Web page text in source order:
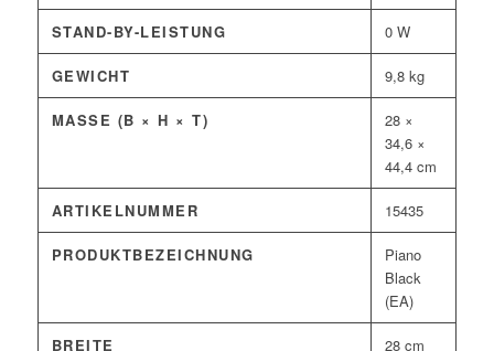
STAND-BY-LEISTUNG 0 W
GEWICHT 9,8 kg
MASSE (B × H × T)
28 ×
34,6 ×
44,4 cm
ARTIKELNUMMER 15435
PRODUKTBEZEICHNUNG
Piano
Black
(EA)
BREITE 28 cm